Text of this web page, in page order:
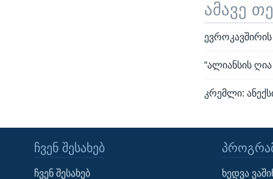
Learning English
ამავე
ევროკავშირის
“ალიანსის
კრემლი:
ᲩᲕᲔᲜ ᲨᲔᲡᲐᲮᲔᲑ
ჩვენ შესახებ ხედვა